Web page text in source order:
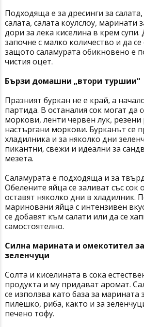
Подходяща е за дресинги за
салата, салата коулслоу, маринати
дори за лека киселина в крем супи.
започне с малко количество и да се
защото саламурата обикновено е
чистия оцет.
Бързи домашни „втори туршии“
Празният буркан не е край, а
партида. В останалия сок могат да
моркови, ленти червен лук,
настъргани моркови. Бурканът се
хладилника и за няколко дни
пикантни, свежи и идеални за
мезета.
Саламурата е подходяща и за
Обелените яйца се заливат със сок
оставят няколко дни в хладилник.
мариновани яйца с интензивен
се добавят към салати или да се
самостоятелно.
Силна марината и омекотител
зеленчуци
Солта и киселината в сока
продукта и му придават аромат.
се използва като база за марината
пилешко, риба, както и за
печено тофу.